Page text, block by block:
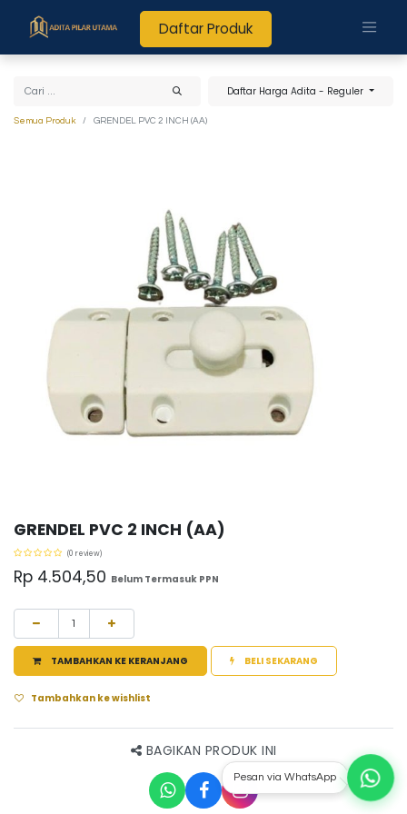
Daftar Produk
Daftar Harga Adita - Reguler
Semua Produk GRENDEL PVC 2 INCH (AA)
GRENDEL PVC 2 INCH (AA)
(0 review)
Rp 4.504,50 Belum Termasuk PPN
TAMBAHKAN KE KERANJANG BELI SEKARANG
Tambahkan ke wishlist
BAGIKAN PRODUK INI
Pesan via WhatsApp